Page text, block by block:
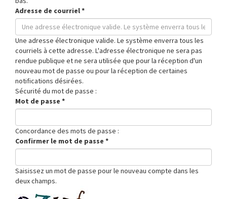
Adresse de courriel*
Une adresse électronique valide. Le système enverra tous les
courriels à cette adresse. L'adresse électronique ne sera pas
rendue publique et ne sera utilisée que pour la réception d'un
nouveau mot de passe ou pour la réception de certaines
notifications désirées.
Sécurité du mot de passe :
Mot de passe *
Concordance des mots de passe :
Confirmer le mot de passe *
Saisissez un mot de passe pour le nouveau compte dans les
deux champs.